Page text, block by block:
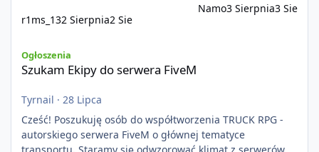
r1ms_132 Sierpnia2 Sie
Namo3 Sierpnia3 Sie
Ogłoszenia
Szukam Ekipy do serwera FiveM
Tyrnail · 28 Lipca
Cześć! Poszukuję osób do współtworzenia TRUCK RPG -
autorskiego serwera FiveM o głównej tematyce